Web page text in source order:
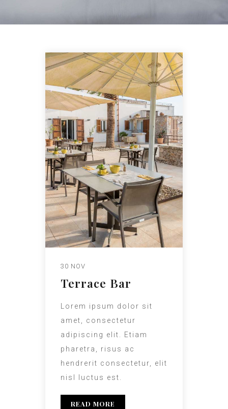
30 NOV
Terrace Bar
Lorem ipsum dolor sit
amet, consectetur
adipiscing elit. Etiam
pharetra, risus ac
hendrerit consectetur, elit
nisl luctus est.
READ MORE